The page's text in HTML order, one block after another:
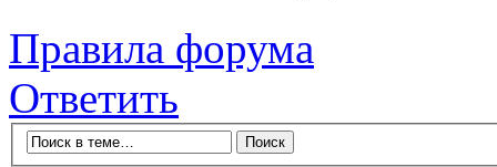
Правила форума
Ответить